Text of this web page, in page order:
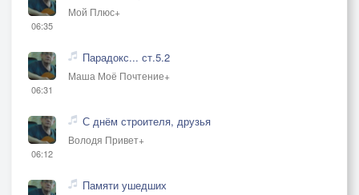
06:35
Мой Плюс+
06:31
Парадокс... ст.5.2
Маша Моё Почтение+
06:12
С днём строителя, друзья
Володя Привет+
Памяти ушедших